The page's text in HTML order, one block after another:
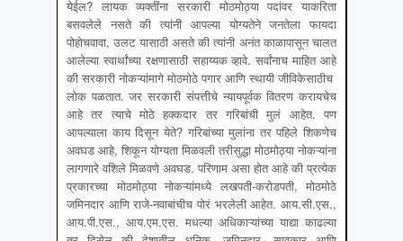
येईल? लायक व्यक्तींना सरकारी मोठमोठ्या पदांवर याकरिता
बसवलेले नसते की त्यांनी आपल्या योग्यतेने जनतेला फायदा
पोहोचवावा, उलट यासाठी असते की त्यांनी अनंत काळापासून चालत
आलेल्या स्वार्थांच्या रक्षणासाठी सहाय्यक व्हावे. सर्वांनाच माहित आहे
की सरकारी नोकऱ्यांमागे मोठमोठे पगार आणि स्थायी जीविकेसाठीच
लोक पळतात. जर सरकारी संपत्तीचे न्यायपूर्वक वितरण करायचेच
आहे तर त्याचे मोठे हक्कदार तर गरिबांची मुलं आहेत. पण
आपल्याला काय दिसून येते? गरिबांच्या मुलांना तर पहिले शिकणेच
अवघड आहे, शिकून योग्यता मिळवली तरीसुद्धा मोठमोठ्या नोकऱ्यांना
लागणारे वशिले मिळवणे अवघड. परिणाम असा होत आहे की प्रत्येक
प्रकारच्या मोठमोठ्या नोकऱ्यांमध्ये लखपती-करोडपती, मोठमोठे
जमिनदार आणि राजे-नवाबांचीच पोरं भरलेली आहेत. आय.सी.एस.,
आय.पी.एस., आय.एम.एस. मधल्या अधिकाऱ्यांच्या याद्या काढल्या